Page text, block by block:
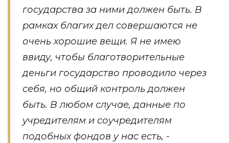
государства за ними должен быть. В
рамках благих дел совершаются не
очень хорошие вещи. Я не имею
ввиду, чтобы благотворительные
деньги государство проводило через
себя, но общий контроль должен
быть. В любом случае, данные по
учредителям и соучредителям
подобных фондов у нас есть, -